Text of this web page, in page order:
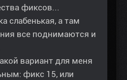
фиксов...
слабенькая, а там
все поднимаются и
вариант для меня
фикс 15, или